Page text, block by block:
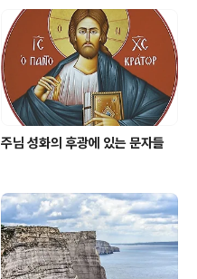
주님 성화의 후광에 있는 문자들